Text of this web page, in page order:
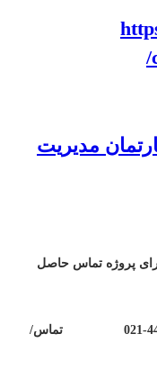
مدیریت
پروژه تماس حاصل
تلفن: 35 و 44458823-021 تماس/